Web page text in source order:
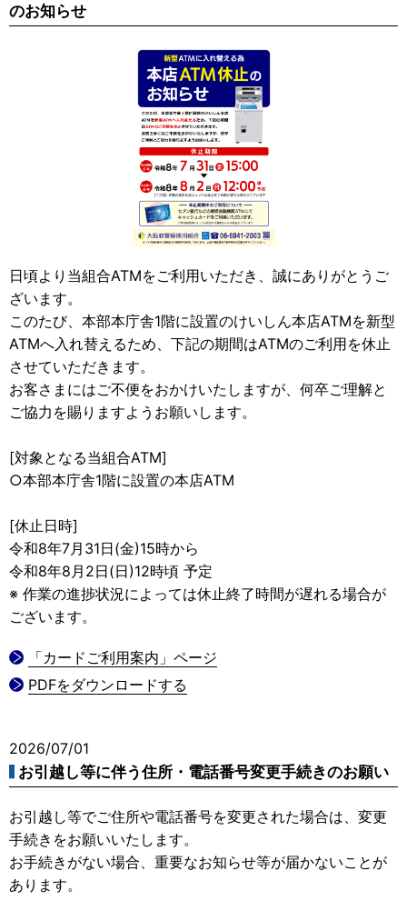
のお知らせ
日頃より当組合ATMをご利用いただき、誠にありがとうご
ざいます。
このたび、本部本庁舎1階に設置のけいしん本店ATMを新型
ATMへ入れ替えるため、下記の期間はATMのご利用を休止
させていただきます。
お客さまにはご不便をおかけいたしますが、何卒ご理解と
ご協力を賜りますようお願いします。
[対象となる当組合ATM]
○本部本庁舎1階に設置の本店ATM
[休止日時]
令和8年7月31日(金)15時から
令和8年8月2日(日)12時頃 予定
※ 作業の進捗状況によっては休止終了時間が遅れる場合が
ございます。
「カードご利用案内」ページ
PDFをダウンロードする
2026/07/01
お引越し等に伴う住所・電話番号変更手続きのお願い
お引越し等でご住所や電話番号を変更された場合は、変更
手続きをお願いいたします。
お手続きがない場合、重要なお知らせ等が届かないことが
あります。